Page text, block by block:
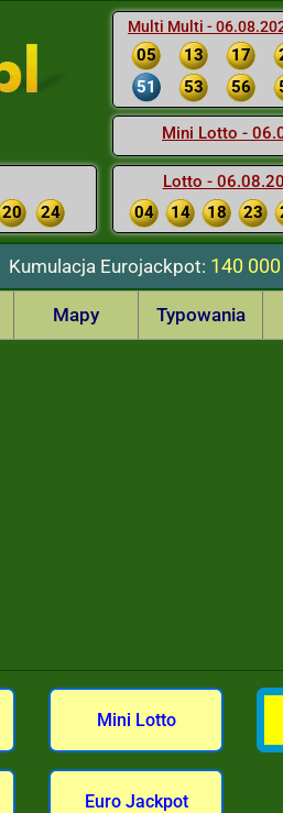
Multi Multi -
05 13 17
51
53 56
Mini Lotto -
Lotto -
04
14 18 23
20 24
KumulacjaEurojackpot: 140 000
Mapy Typowania
Mini Lotto
Euro Jackpot